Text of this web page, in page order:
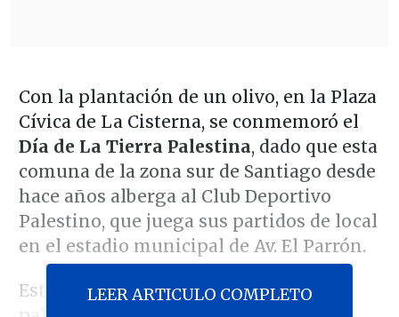
Con la plantación de un olivo, en la Plaza
Cívica de La Cisterna, se conmemoró el
Día de La Tierra Palestina, dado que esta
comuna de la zona sur de Santiago desde
hace años alberga al Club Deportivo
Palestino, que juega sus partidos de local
en el estadio municipal de Av. El Parrón.
Este árbol es símbolo del pueblo
LEER ARTICULO COMPLETO